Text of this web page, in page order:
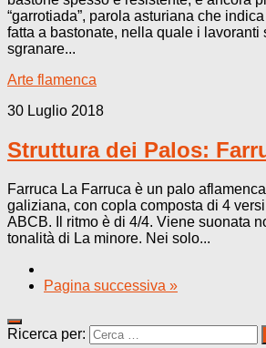
“garrotiada”, parola asturiana che
fatta a bastonate, nella quale i lavoranti
sgranare...
Arte flamenca
30 Luglio 2018
Struttura dei Palos:
Farruca La Farruca è un palo
galiziana, con copla composta di 4
ABCB. Il ritmo è di 4/4. Viene suonata
tonalità di La minore. Nei solo...
Pagina successiva »
Ricerca per: